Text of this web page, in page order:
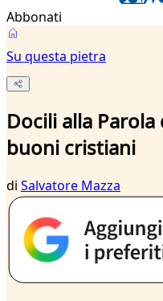
Abbonati
Su questa pietra
Docili alla
buoni cristiani
di Salvatore Mazza